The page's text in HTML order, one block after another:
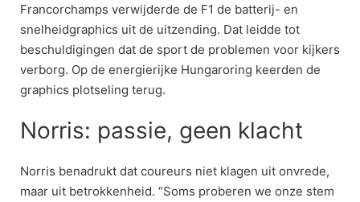
Francorchamps verwijderde de F1 de batterij- en
snelheidgraphics uit de uitzending. Dat leidde tot
beschuldigingen dat de sport de problemen voor kijkers
verborg. Op de energierijke Hungaroring keerden de
graphics plotseling terug.
Norris: passie, geen klacht
Norris benadrukt dat coureurs niet klagen uit onvrede,
maar uit betrokkenheid. “Soms proberen we onze stem